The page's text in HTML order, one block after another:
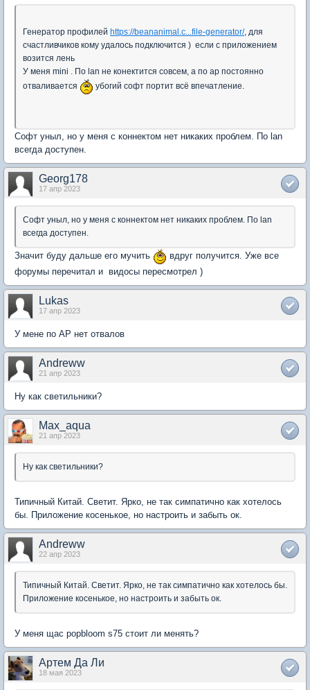
Генератор профилей https://beananimal.c...file-generator/, для
счастливчиков кому удалось подключится ) если с приложением
возится лень
У меня mini . По lan не конектится совсем, а по ар постоянно
отваливается
убогий софт портит всё впечатление.
Софт уныл, но у меня с коннектом нет никаких проблем. По lan
всегда доступен.
Georg178
17 апр 2023
Софт уныл, но у меня с коннектом нет никаких проблем. По lan
всегда доступен.
Значит буду дальше его мучить
вдруг получится. Уже все
форумы перечитал и видосы пересмотрел )
Lukas
17 апр 2023
У мене по АР нет отвалов
Andreww
21 апр 2023
Ну как светильники?
Max_aqua
21 апр 2023
Ну как светильники?
Типичный Китай. Светит. Ярко, не так симпатично как хотелось
бы. Приложение косенькое, но настроить и забыть ок.
Andreww
22 апр 2023
Типичный Китай. Светит. Ярко, не так симпатично как хотелось бы.
Приложение косенькое, но настроить и забыть ок.
У меня щас popbloom s75 стоит ли менять?
Артем Да Ли
18 мая 2023